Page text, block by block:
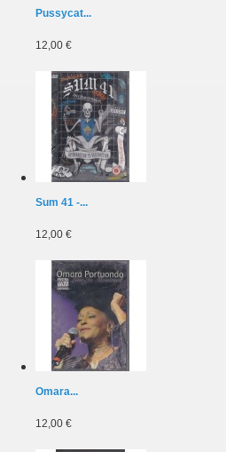
Pussycat...
12,00 €
Sum 41 -...
12,00 €
Omara...
12,00 €